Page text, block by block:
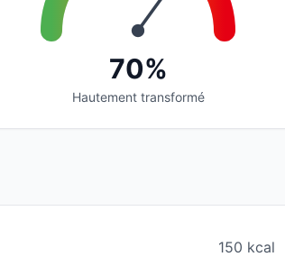
70%
Hautement transformé
150 kcal